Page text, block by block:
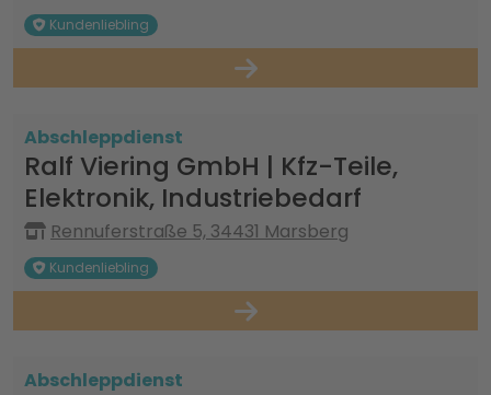
Kundenliebling
Abschleppdienst
Ralf Viering GmbH | Kfz-Teile,
Elektronik, Industriebedarf
Rennuferstraße 5, 34431 Marsberg
Kundenliebling
Abschleppdienst